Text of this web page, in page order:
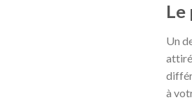
Le
Un
à